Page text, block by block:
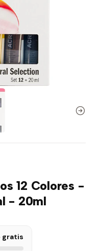
12 Colores -
- 20ml
gratis